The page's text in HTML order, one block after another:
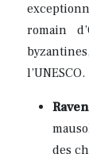
romain
l’UNESCO.
des